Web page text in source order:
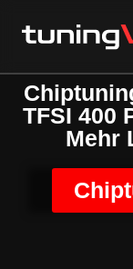
TFSI 400
Mehr